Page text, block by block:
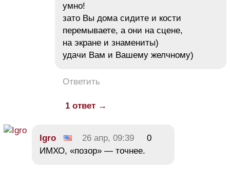
умно!
зато Вы дома сидите и кости
перемываете, а они на сцене,
на экране и знамениты)
удачи Вам и Вашему желчному)
Ответить
1 ответ →
Igro 26 апр, 09:39
0
ИМХО, «позор» — точнее.